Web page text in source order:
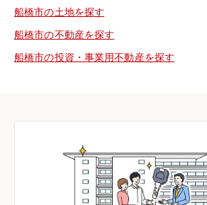
船橋市の土地を探す
船橋市の不動産を探す
船橋市の投資・事業用不動産を探す